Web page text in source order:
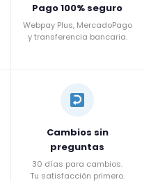
Pago 100% seguro
Webpay Plus, MercadoPago
y transferencia bancaria.
Cambios sin
preguntas
30 días para cambios.
Tu satisfacción primero.